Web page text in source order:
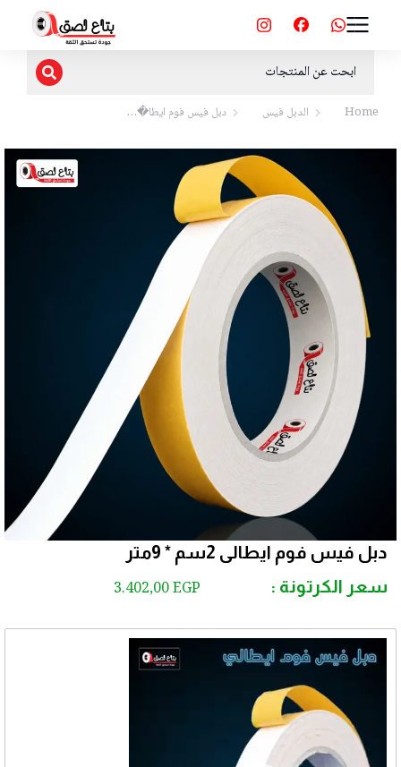
You are here:
Home الدبل فيس دبل فيس فوم ايطا�…
دبل فيس فوم ايطالى 2سم * 9متر
سعر الكرتونة :
3.402,00EGP
مشغل
الفيديو